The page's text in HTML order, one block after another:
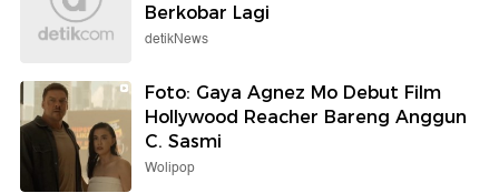
Berkobar Lagi
detikNews
Foto: Gaya Agnez Mo Debut Film
Hollywood Reacher Bareng Anggun
C. Sasmi
Wolipop